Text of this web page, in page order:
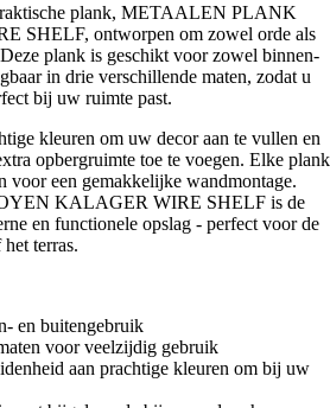
plank, METAALEN PLANK
SHELF, ontworpen om zowel orde als
plank is geschikt voor zowel binnen-
in drie verschillende maten, zodat u
bij uw ruimte past.
kleuren om uw decor aan te vullen en
opbergruimte toe te voegen. Elke plank
voor een gemakkelijke wandmontage.
KALAGER WIRE SHELF is de
en functionele opslag - perfect voor de
terras.
en buitengebruik
voor veelzijdig gebruik
aan prachtige kleuren om bij uw